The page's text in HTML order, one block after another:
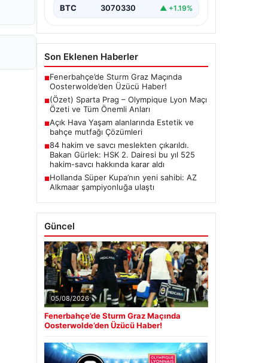
BTC 3070330 ▲ +1.19%
Son Eklenen Haberler
■Fenerbahçe’de Sturm Graz Maçında
Oosterwolde’den Üzücü Haber!
■(Özet) Sparta Prag – Olympique Lyon Maçı
Özeti ve Tüm Önemli Anları
■Açık Hava Yaşam alanlarında Estetik ve
bahçe mutfağı Çözümleri
■84 hakim ve savcı meslekten çıkarıldı.
Bakan Gürlek: HSK 2. Dairesi bu yıl 525
hakim-savcı hakkında karar aldı
■Hollanda Süper Kupa’nın yeni sahibi: AZ
Alkmaar şampiyonluğa ulaştı
Güncel
05/08/2026
Fenerbahçe’de Sturm Graz Maçında
Oosterwolde’den Üzücü Haber!